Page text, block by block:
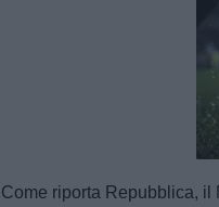
Come riporta Repubblica, il